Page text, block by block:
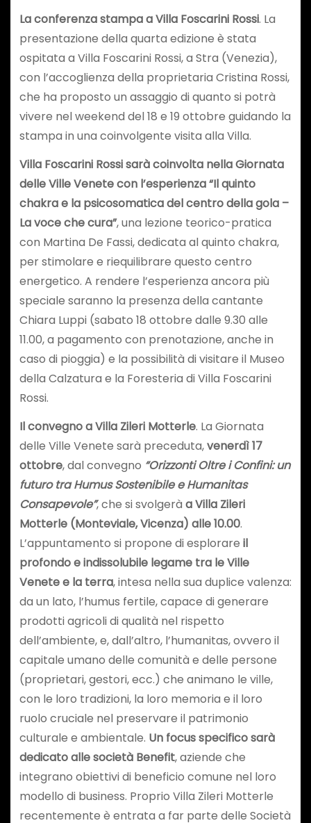
La conferenza stampa a Villa Foscarini Rossi. La
presentazione della quarta edizione è stata
ospitata a Villa Foscarini Rossi, a Stra (Venezia),
con l’accoglienza della proprietaria Cristina Rossi,
che ha proposto un assaggio di quanto si potrà
vivere nel weekend del 18 e 19 ottobre guidando la
stampa in una coinvolgente visita alla Villa.
Villa Foscarini Rossi sarà coinvolta nella Giornata
delle Ville Venete con l’esperienza “Il quinto
chakra e la psicosomatica del centro della gola –
La voce che cura”, una lezione teorico-pratica
con Martina De Fassi, dedicata al quinto chakra,
per stimolare e riequilibrare questo centro
energetico. A rendere l’esperienza ancora più
speciale saranno la presenza della cantante
Chiara Luppi (sabato 18 ottobre dalle 9.30 alle
11.00, a pagamento con prenotazione, anche in
caso di pioggia) e la possibilità di visitare il Museo
della Calzatura e la Foresteria di Villa Foscarini
Rossi.
Il convegno a Villa Zileri Motterle. La Giornata
delle Ville Venete sarà preceduta,venerdì 17
ottobre, dal convegno “Orizzonti Oltre i Confini: un
futuro tra Humus Sostenibile e Humanitas
Consapevole”, che si svolgerà a Villa Zileri
Motterle (Monteviale, Vicenza) alle 10.00.
L’appuntamento si propone di esplorare il
profondo e indissolubile legame tra le Ville
Venete e la terra, intesa nella sua duplice valenza:
da un lato, l’humus fertile, capace di generare
prodotti agricoli di qualità nel rispetto
dell’ambiente, e, dall’altro, l’humanitas, ovvero il
capitale umano delle comunità e delle persone
(proprietari, gestori, ecc.) che animano le ville,
con le loro tradizioni, la loro memoria e il loro
ruolo cruciale nel preservare il patrimonio
culturale e ambientale. Un focus specifico sarà
dedicato allesocietà Benefit, aziende che
integrano obiettivi di beneficio comune nel loro
modello di business. Proprio Villa Zileri Motterle
recentemente è entrata a far parte delle Società